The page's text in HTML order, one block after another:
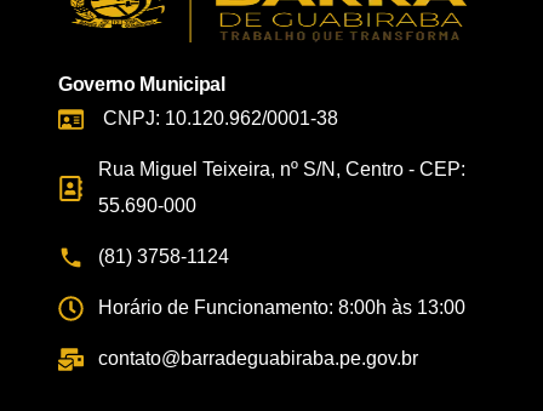
Governo Municipal
CNPJ: 10.120.962/0001-38
Rua Miguel Teixeira, nº S/N, Centro - CEP:
55.690-000
(81) 3758-1124
Horário de Funcionamento: 8:00h às 13:00
contato@barradeguabiraba.pe.gov.br